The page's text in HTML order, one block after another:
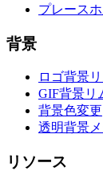
プレース
背景
ロゴ背景
GIF背景リ
背景色変更
透明背景
リソース